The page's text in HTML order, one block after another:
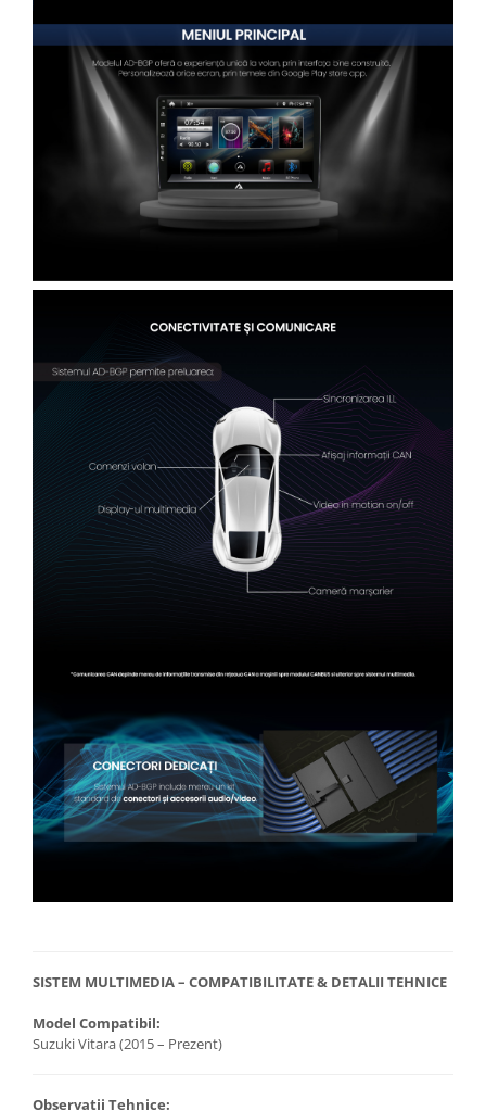
SISTEM MULTIMEDIA – COMPATIBILITATE & DETALII TEHNICE
Model Compatibil:
Suzuki Vitara (2015 – Prezent)
Observații Tehnice: